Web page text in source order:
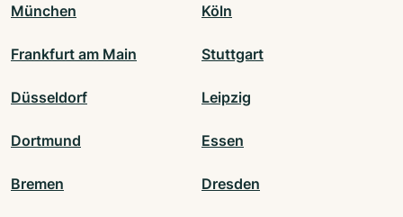
München Köln
Frankfurt am Main Stuttgart
Düsseldorf Leipzig
Dortmund Essen
Bremen Dresden